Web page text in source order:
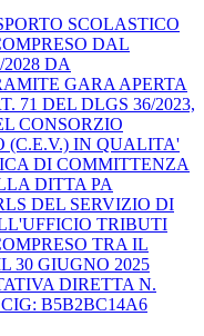
SCOLASTICO
DAL
2028 DA
GARA APERTA
71 DEL DLGS 36/2023,
CONSORZIO
(C.E.V.) IN QUALITA'
DI COMMITTENZA
DITTA PA
DEL SERVIZIO DI
TRIBUTI
TRA IL
30 GIUGNO 2025
DIRETTA N.
B5B2BC14A6